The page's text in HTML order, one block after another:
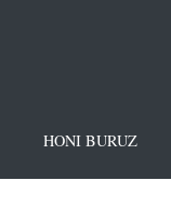
HONI BURUZ